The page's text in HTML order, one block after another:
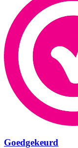
Goedgekeurd